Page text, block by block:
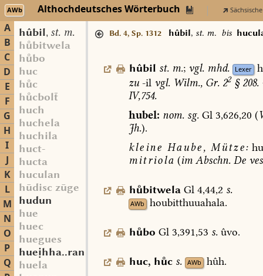
AWb Althochdeutsches Wörterbuch
A
B
C
D
E
F
G
H
I
J
K
L
M
N
O
P
Q
hûbil, st. m.
hbitwela
hbo
huc
hc
hcbol
huch
huchela
huchila
huct-
hucta
huculan
hūdisc zūge
hudun
hue
huec
huegues
huehha..ran
huela
Bd. 4, Sp. 1312 hûbil, st. m. bis
hûbil st. m.; vgl. mhd. Lexer
zu-il vgl.Wilm., Gr.22§208.
IV,754.
hubel: nom.sg.Gl3,626,20 (
Jh.).
kleine Haube, Mütze:
mitriola (im Abschn. De
hbitwela Gl 4,44,2 s.
AWb houbitthuuahala.
hbo Gl 3,391,53 s. ûvo.
huc, hc s. AWb hûh.